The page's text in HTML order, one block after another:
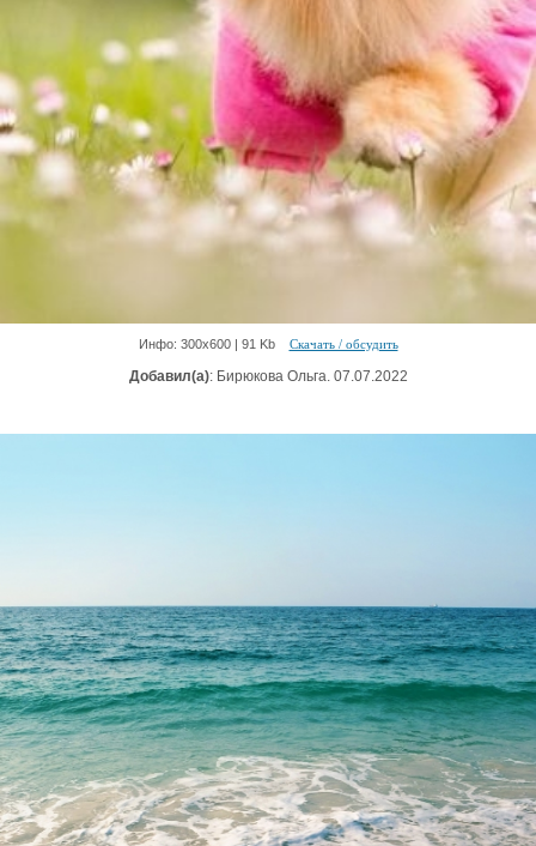
Инфо: 300х600 | 91 Kb Скачать / обсудить
Добавил(а): Бирюкова Ольга. 07.07.2022